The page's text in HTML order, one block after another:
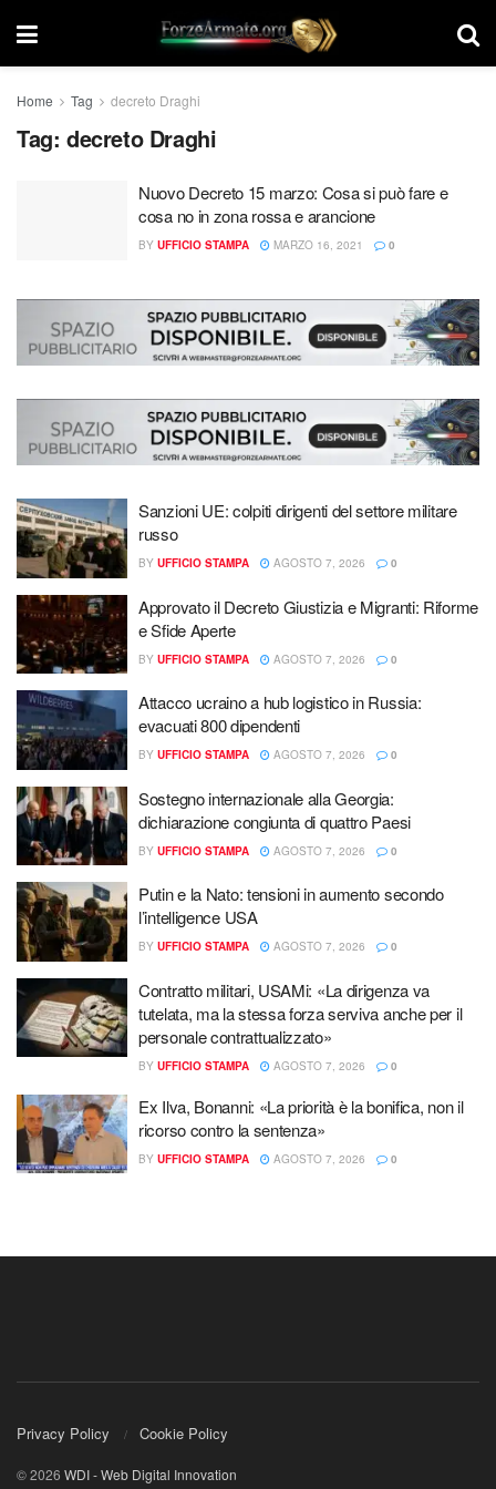
Home Tag decreto Draghi
Tag: decreto Draghi
Nuovo Decreto 15 marzo: Cosa si può fare e
cosa no in zona rossa e arancione
BY UFFICIO STAMPA MARZO 16, 2021 0
Sanzioni UE: colpiti dirigenti del settore militare
russo
BY UFFICIO STAMPA AGOSTO 7, 2026 0
Approvato il Decreto Giustizia e Migranti: Riforme
e Sfide Aperte
BY UFFICIO STAMPA AGOSTO 7, 2026 0
Attacco ucraino a hub logistico in Russia:
evacuati 800 dipendenti
BY UFFICIO STAMPA AGOSTO 7, 2026 0
Sostegno internazionale alla Georgia:
dichiarazione congiunta di quattro Paesi
BY UFFICIO STAMPA AGOSTO 7, 2026 0
Putin e la Nato: tensioni in aumento secondo
l’intelligence USA
BY UFFICIO STAMPA AGOSTO 7, 2026 0
Contratto militari, USAMi: «La dirigenza va
tutelata, ma la stessa forza serviva anche per il
personale contrattualizzato»
BY UFFICIO STAMPA AGOSTO 7, 2026 0
Ex Ilva, Bonanni: «La priorità è la bonifica, non il
ricorso contro la sentenza»
BY UFFICIO STAMPA AGOSTO 7, 2026 0
Privacy Policy Cookie Policy
© 2026 WDI - Web Digital Innovation